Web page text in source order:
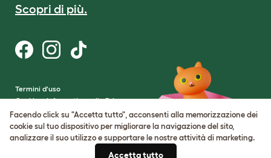
Scopri di più.
Termini d'uso
Cookie e Informativa sulla Privacy
Cookie Settings
Mappa del sito
Facendo click su "Accetta tutto", acconsenti alla memorizzazione dei
cookie sul tuo dispositivo per migliorare la navigazione del sito,
analizzare il suo utilizzo e supportare le nostre attività di marketing.
Accetta tutto